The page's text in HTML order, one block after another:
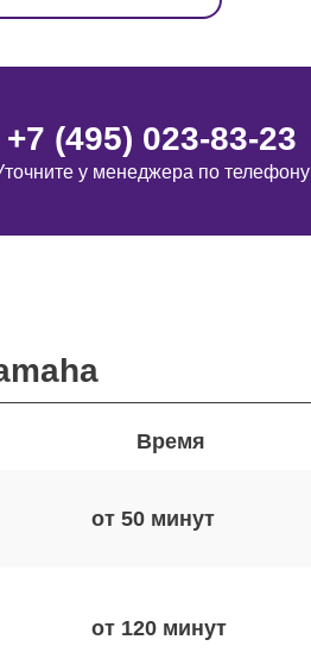
+7 (495) 023-83-23
у менеджера по телефону
Время
от 50
от 120